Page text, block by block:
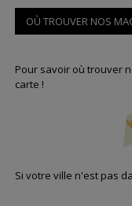
OÙ TROUVER NOS
Pour savoir où trouver
carte !
Si votre ville n'est pas